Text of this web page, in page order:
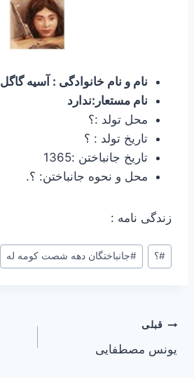
نام و نام خانوادگی : آسیه گاگل
نام مستعار:ندارد
محل تولد :؟
تاریخ تولد : ؟
تاریخ جانباختن :1365
محل و نحوه جانباختن: ؟.
زندگی نامه :
برچسب‌های
نوشته:
#؟ #جانباختگان دهه شصت کومه له
راهبری
نوشته
قبلی
یونس مصطفایی